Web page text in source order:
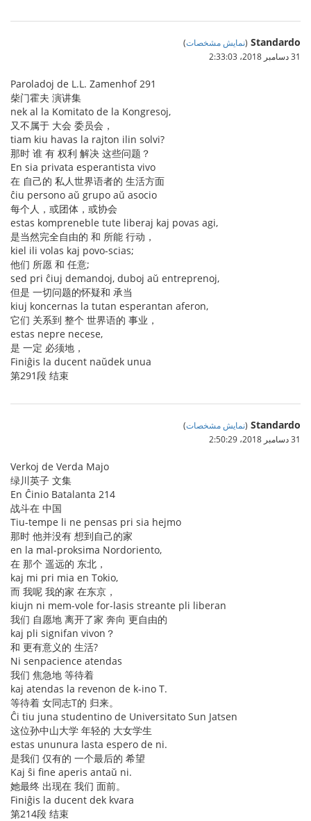
Standardo
(نمایش مشخصات)
31 دسامبر 2018،‏ 2:33:03
Paroladoj de L.L. Zamenhof 291
柴门霍夫 演讲集
nek al la Komitato de la Kongresoj,
又不属于 大会 委员会，
tiam kiu havas la rajton ilin solvi?
那时 谁 有 权利 解决 这些问题？
En sia privata esperantista vivo
在 自己的 私人世界语者的 生活方面
ĉiu persono aŭ grupo aŭ asocio
每个人，或团体，或协会
estas kompreneble tute liberaj kaj povas agi,
是当然完全自由的 和 所能 行动，
kiel ili volas kaj povo-scias;
他们 所愿 和 任意;
sed pri ĉiuj demandoj, duboj aŭ entreprenoj,
但是 一切问题的怀疑和 承当
kiuj koncernas la tutan esperantan aferon,
它们 关系到 整个 世界语的 事业，
estas nepre necese,
是 一定 必须地，
Finiĝis la ducent naŭdek unua
第291段 结束
Standardo
(نمایش مشخصات)
31 دسامبر 2018،‏ 2:50:29
Verkoj de Verda Majo
绿川英子 文集
En Ĉinio Batalanta 214
战斗在 中国
Tiu-tempe li ne pensas pri sia hejmo
那时 他并没有 想到自己的家
en la mal-proksima Nordoriento,
在 那个 遥远的 东北，
kaj mi pri mia en Tokio,
而 我呢 我的家 在东京，
kiujn ni mem-vole for-lasis streante pli liberan
我们 自愿地 离开了家 奔向 更自由的
kaj pli signifan vivon？
和 更有意义的 生活?
Ni senpacience atendas
我们 焦急地 等待着
kaj atendas la revenon de k-ino T.
等待着 女同志T的 归来。
Ĉi tiu juna studentino de Universitato Sun Jatsen
这位孙中山大学 年轻的 大女学生
estas ununura lasta espero de ni.
是我们 仅有的 一个最后的 希望
Kaj ŝi fine aperis antaŭ ni.
她最终 出现在 我们 面前。
Finiĝis la ducent dek kvara
第214段 结束